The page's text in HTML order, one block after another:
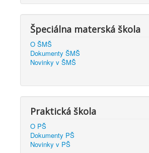
Špeciálna materská škola
O ŠMŠ
Dokumenty ŠMŠ
Novinky v ŠMŠ
Praktická škola
O PŠ
Dokumenty PŠ
Novinky v PŠ